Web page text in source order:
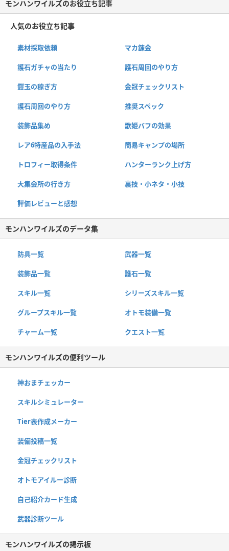
モンハンワイルズのお役立ち記事
人気のお役立ち記事
素材採取依頼 マカ錬金
護石ガチャの当たり 護石周回のやり方
鎧玉の稼ぎ方 金冠チェックリスト
護石周回のやり方 推奨スペック
装飾品集め 歌姫バフの効果
レア6特産品の入手法 簡易キャンプの場所
トロフィー取得条件 ハンターランク上げ方
大集会所の行き方 裏技・小ネタ・小技
評価レビューと感想
モンハンワイルズのデータ集
防具一覧 武器一覧
装飾品一覧 護石一覧
スキル一覧 シリーズスキル一覧
グループスキル一覧 オトモ装備一覧
チャーム一覧 クエスト一覧
モンハンワイルズの便利ツール
神おまチェッカー
スキルシミュレーター
Tier表作成メーカー
装備投稿一覧
金冠チェックリスト
オトモアイルー診断
自己紹介カード生成
武器診断ツール
モンハンワイルズの掲示板